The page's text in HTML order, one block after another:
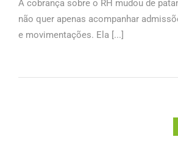
A cobrança sobre o RH mudou de
não quer apenas acompanhar
e movimentações. Ela [...]